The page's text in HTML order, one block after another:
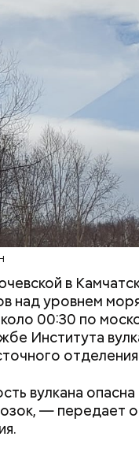
в
над уровнем
00:30 по
Института
вулкана
— передает
считали, что в
уплаты налогов
сетях.
от
курсов и
лицевые счета
прокуратуре.
был жертвой
Людей разбросало
проезжей части: как
легковушка сбила
пешеходов в Омске